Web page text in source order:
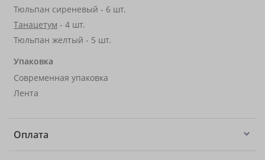
Тюльпан сиреневый - 6 шт.
Танацетум - 4 шт.
Тюльпан желтый - 5 шт.
Упаковка
Современная упаковка
Лента
Оплата